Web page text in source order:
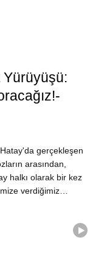
Yürüyüşü:
gerçekleşen
arasından,
halkı olarak bir kez
verdiğimiz…